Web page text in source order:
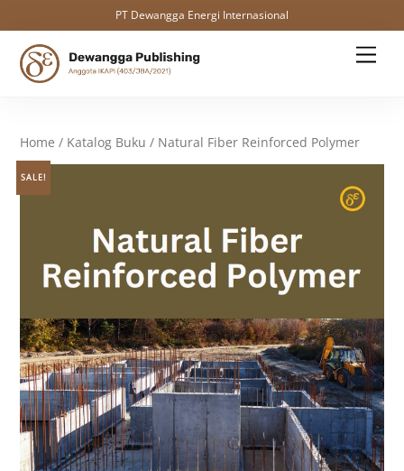
PT Dewangga Energi Internasional
content
Home / Katalog Buku / Natural Fiber Reinforced Polymer
SALE!